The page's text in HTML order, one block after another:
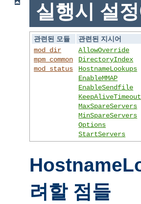
실행시 설
관련된 모듈
관련된 지시어
mod_dir
mpm_common
mod_status
AllowOverride
DirectoryIndex
HostnameLookups
EnableMMAP
EnableSendfile
KeepAliveTimeout
MaxSpareServers
MinSpareServers
Options
StartServers
려할 점들